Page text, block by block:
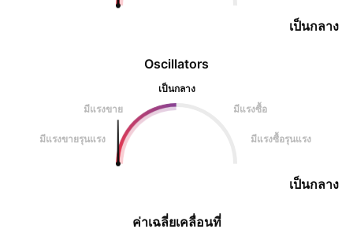
Oscillators
เป็นกลาง
มีแรงขาย
มีแรงซื้อ
มีแรงขายรุนแรง มีแรงซื้อรุนแรง
เป็นกลาง
เป็นกลาง
ค่าเฉลี่ยเคลื่อนที่